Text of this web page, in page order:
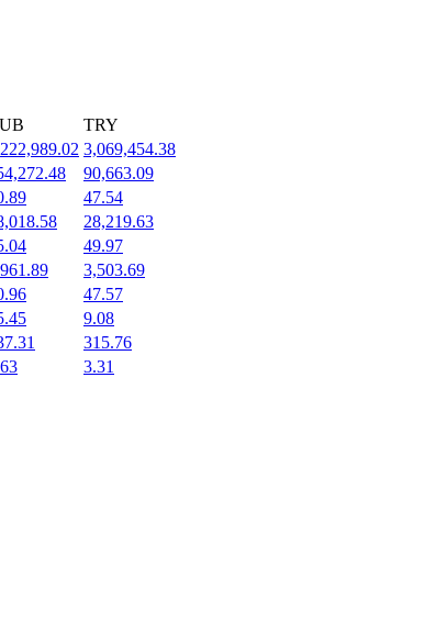
TRY
3,069,454.38
90,663.09
47.54
28,219.63
49.97
3,503.69
47.57
9.08
315.76
3.31